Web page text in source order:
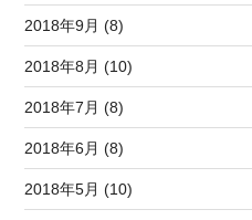
2018年9月 (8)
2018年8月 (10)
2018年7月 (8)
2018年6月 (8)
2018年5月 (10)